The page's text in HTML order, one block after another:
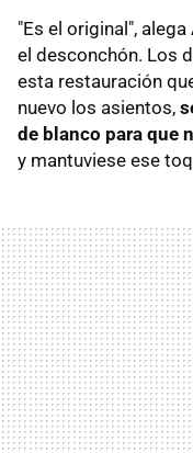
"Es el original",
el desconchón. Los
esta restauración
nuevo los asientos,
de blanco para que
y mantuviese ese